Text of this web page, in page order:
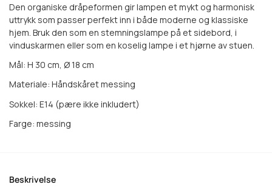
Den organiske dråpeformen gir lampen et mykt og harmonisk
uttrykk som passer perfekt inn i både moderne og klassiske
hjem. Bruk den som en stemningslampe på et sidebord, i
vinduskarmen eller som en koselig lampe i et hjørne av stuen.
Mål: H 30 cm, Ø 18 cm
Materiale: Håndskåret messing
Sokkel: E14 (pære ikke inkludert)
Farge: messing
Beskrivelse